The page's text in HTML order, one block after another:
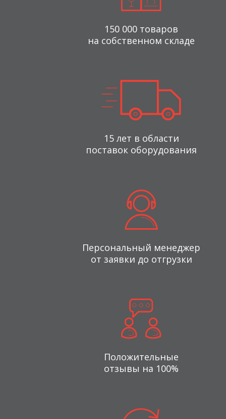
150 000 товаров
на собственном складе
15 лет в области
поставок оборудования
Персональный менеджер
от заявки до отгрузки
Положительные
отзывы на 100%